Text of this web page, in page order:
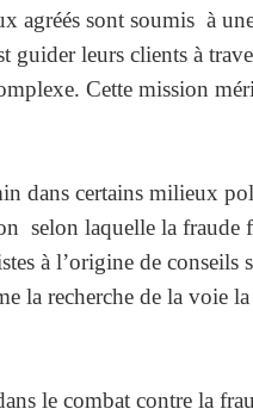
agréés sont soumis à
guider leurs clients à
Cette mission
dans certains milieux
selon laquelle la fraude
à l’origine de conseils
la recherche de la voie
le combat contre la